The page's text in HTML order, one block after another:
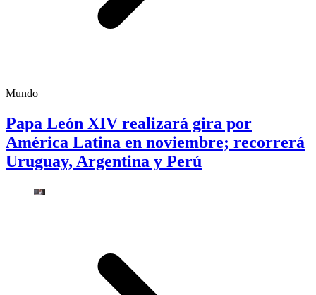
Mundo
Papa León XIV realizará gira por
América Latina en noviembre; recorrerá
Uruguay, Argentina y Perú